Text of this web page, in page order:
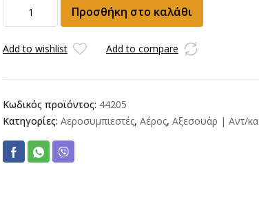
πλήρες
Α30/
Προσθήκη στο καλάθι
Add to wishlist Add to compare
Κωδικός προϊόντος: 44205
Κατηγορίες: Αεροσυμπιεστές, Αέρος, Αξεσουάρ | Αντ/κα